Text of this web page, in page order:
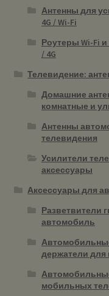
Антенны для
4G / Wi-Fi
Роутеры Wi-Fi
/ 4G
Телевидение:
Домашние
комнатные и
Антенны
телевидения
Усилители
аксессуары
Аксессуары для
Разветвители
автомобиль
держатели для
мобильных